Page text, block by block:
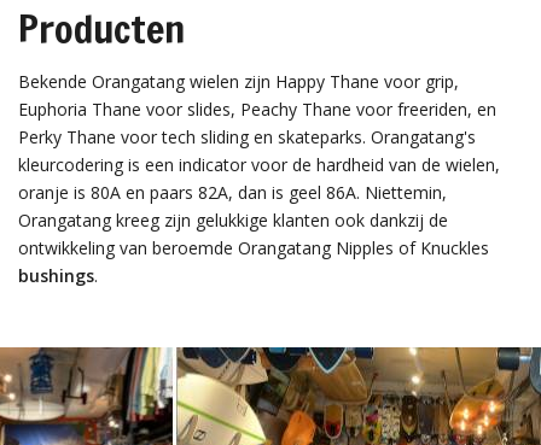
Producten
Bekende Orangatang wielen zijn Happy Thane voor grip,
Euphoria Thane voor slides, Peachy Thane voor freeriden, en
Perky Thane voor tech sliding en skateparks. Orangatang's
kleurcodering is een indicator voor de hardheid van de wielen,
oranje is 80A en paars 82A, dan is geel 86A. Niettemin,
Orangatang kreeg zijn gelukkige klanten ook dankzij de
ontwikkeling van beroemde Orangatang Nipples of Knuckles
bushings.